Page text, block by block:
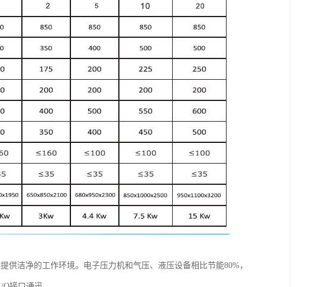
洁净的工作环境。电子压力机和气压、液压设备相比节能80%，